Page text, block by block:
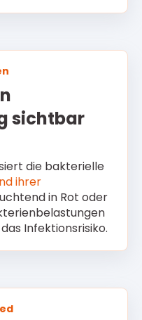
sichtbar
die bakterielle
ihrer
in Rot oder
Infektionsrisiko.